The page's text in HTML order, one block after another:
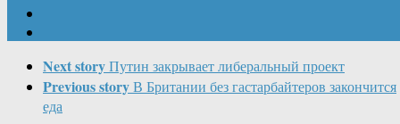
Next storyПутин закрывает либеральный проект
Previous storyВ Британии без гастарбайтеров закончится
еда